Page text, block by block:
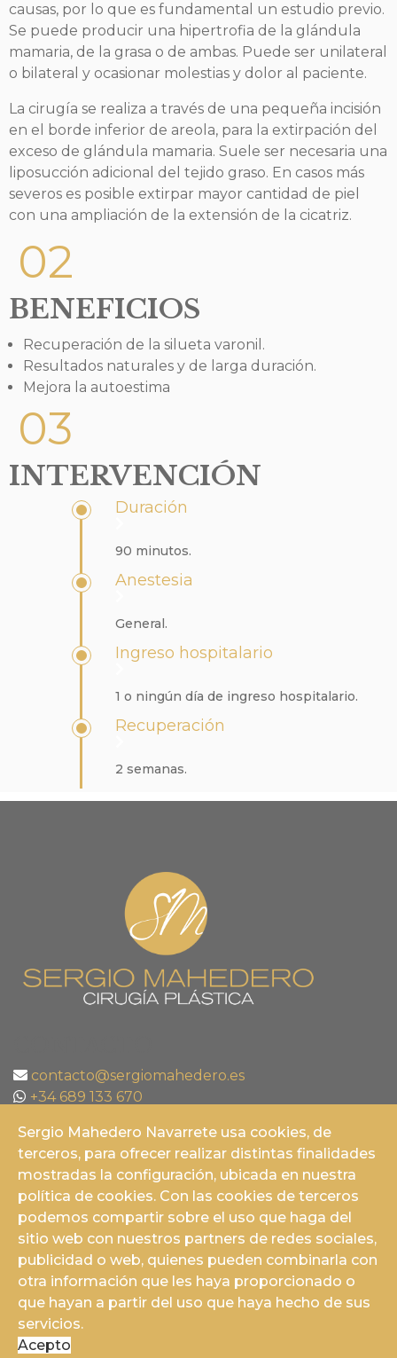
causas, por lo que es fundamental un estudio previo.
Se puede producir una hipertrofia de la glándula
mamaria, de la grasa o de ambas. Puede ser unilateral
o bilateral y ocasionar molestias y dolor al paciente.
La cirugía se realiza a través de una pequeña incisión
en el borde inferior de areola, para la extirpación del
exceso de glándula mamaria. Suele ser necesaria una
liposucción adicional del tejido graso. En casos más
severos es posible extirpar mayor cantidad de piel
con una ampliación de la extensión de la cicatriz.
02
BENEFICIOS
Recuperación de la silueta varonil.
Resultados naturales y de larga duración.
Mejora la autoestima
03
INTERVENCIÓN
Duración
90 minutos.
Anestesia
General.
Ingreso hospitalario
1 o ningún día de ingreso hospitalario.
Recuperación
2 semanas.
contacto@sergiomahedero.es
+34 689 133 670
Plaza Ciudad de los Cármenes, 2. Granada.
958 001 500
Aviso Legal
Política de privacidad
Política de cookies
Sergio Mahedero Navarrete usa cookies, de
terceros, para ofrecer realizar distintas finalidades
mostradas la configuración, ubicada en nuestra
política de cookies. Con las cookies de terceros
podemos compartir sobre el uso que haga del
sitio web con nuestros partners de redes sociales,
publicidad o web, quienes pueden combinarla con
otra información que les haya proporcionado o
que hayan a partir del uso que haya hecho de sus
servicios.
Acepto